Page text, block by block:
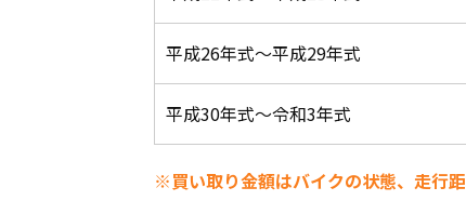
平成26年式～平成29年式
平成30年式～令和3年式
※買い取り金額はバイクの状態、走行